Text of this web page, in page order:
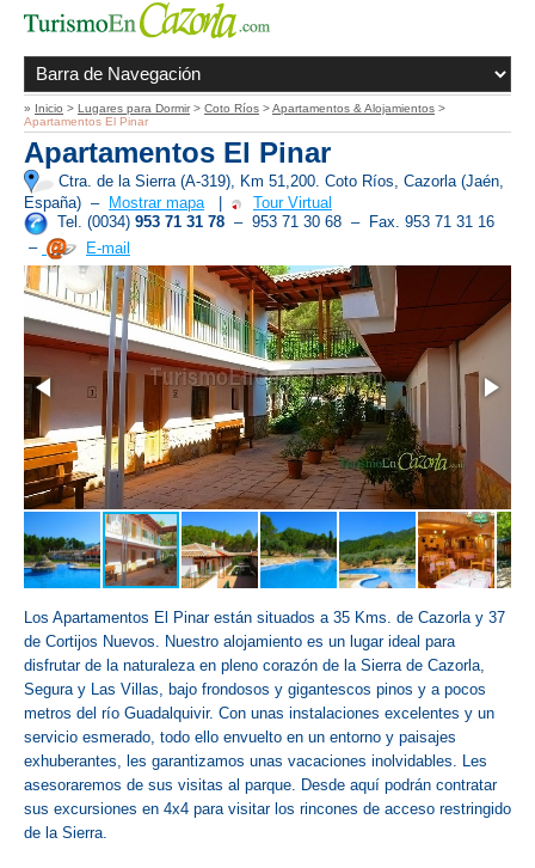
» Inicio > Lugares para Dormir > Coto Ríos >Apartamentos & Alojamientos >
Apartamentos El Pinar
Apartamentos El Pinar
Ctra. de la Sierra (A-319), Km 51,200. Coto Ríos, Cazorla (Jaén,
España) – Mostrar mapa
Tour Virtual
Tel. (0034) 953 71 31 78 – 953 71 30 68 – Fax. 953 71 31 16
–
E-mail
Los Apartamentos El Pinar están situados a 35 Kms. de Cazorla y 37
de Cortijos Nuevos. Nuestro alojamiento es un lugar ideal para
disfrutar de la naturaleza en pleno corazón de la Sierra de Cazorla,
Segura y Las Villas, bajo frondosos y gigantescos pinos y a pocos
metros del río Guadalquivir. Con unas instalaciones excelentes y un
servicio esmerado, todo ello envuelto en un entorno y paisajes
exhuberantes, les garantizamos unas vacaciones inolvidables. Les
asesoraremos de sus visitas al parque. Desde aquí podrán contratar
sus excursiones en 4x4 para visitar los rincones de acceso restringido
de la Sierra.